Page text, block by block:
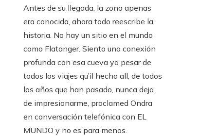
Antes de su llegada, la zona apenas
era conocida, ahora todo reescribe la
historia. No hay un sitio en el mundo
como Flatanger. Siento una conexión
profunda con esa cueva ya pesar de
todos los viajes qu’il hecho all, de todos
los años que han pasado, nunca deja
de impresionarme, proclamed Ondra
en conversación telefónica con EL
MUNDO y no es para menos.